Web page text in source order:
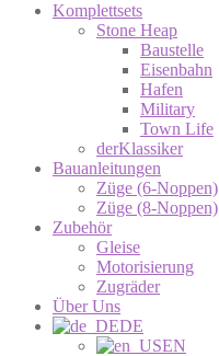
Komplettsets
Stone Heap
Baustelle
Eisenbahn
Hafen
Military
Town Life
derKlassiker
Bauanleitungen
Züge (6-Noppen)
Züge (8-Noppen)
Zubehör
Gleise
Motorisierung
Zugräder
Über Uns
DE
EN